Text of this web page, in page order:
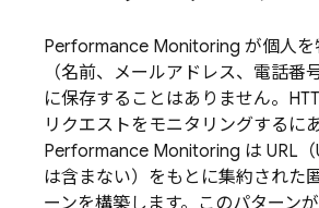
Performance Monitoring が個人
（名前、メールアドレス、電話番
に保存することはありません。
リクエストをモニタリングするにあ
Performance Monitoring は URL
は含まない）をもとに集約された
ーンを構築します。このパターン